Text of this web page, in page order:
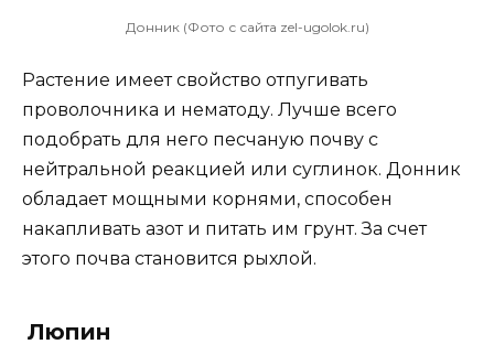
Донник (Фото с сайта zel-ugolok.ru)
Растение имеет свойство отпугивать
проволочника и нематоду. Лучше всего
подобрать для него песчаную почву с
нейтральной реакцией или суглинок. Донник
обладает мощными корнями, способен
накапливать азот и питать им грунт. За счет
этого почва становится рыхлой.
Люпин